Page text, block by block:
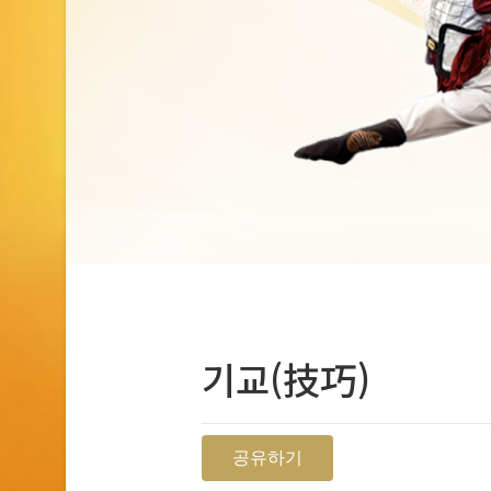
기교(技巧)
공유하기